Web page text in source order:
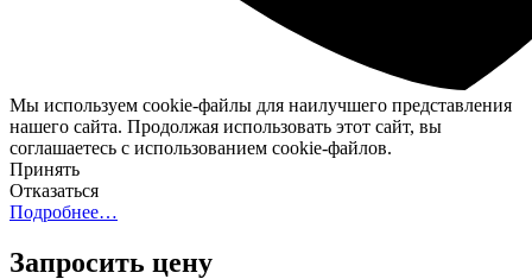
Мы используем cookie-файлы для наилучшего представления
нашего сайта. Продолжая использовать этот сайт, вы
соглашаетесь с использованием cookie-файлов.
Принять
Отказаться
Подробнее…
Запросить цену